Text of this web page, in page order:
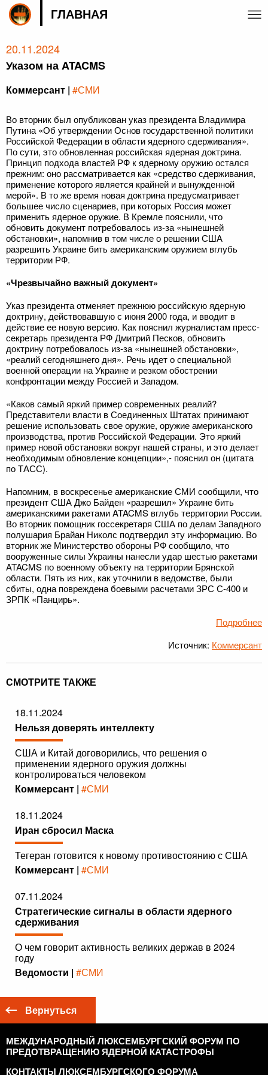
ГЛАВНАЯ
20.11.2024
Указом на ATACMS
Коммерсант | #СМИ
Во вторник был опубликован указ президента Владимира
Путина «Об утверждении Основ государственной политики
Российской Федерации в области ядерного сдерживания».
По сути, это обновленная российская ядерная доктрина.
Принцип подхода властей РФ к ядерному оружию остался
прежним: оно рассматривается как «средство сдерживания,
применение которого является крайней и вынужденной
мерой». В то же время новая доктрина предусматривает
большее число сценариев, при которых Россия может
применить ядерное оружие. В Кремле пояснили, что
обновить документ потребовалось из-за «нынешней
обстановки», напомнив в том числе о решении США
разрешить Украине бить американским оружием вглубь
территории РФ.
«Чрезвычайно важный документ»
Указ президента отменяет прежнюю российскую ядерную
доктрину, действовавшую с июня 2000 года, и вводит в
действие ее новую версию. Как пояснил журналистам пресс-
секретарь президента РФ Дмитрий Песков, обновить
доктрину потребовалось из-за «нынешней обстановки»,
«реалий сегодняшнего дня». Речь идет о специальной
военной операции на Украине и резком обострении
конфронтации между Россией и Западом.
«Каков самый яркий пример современных реалий?
Представители власти в Соединенных Штатах принимают
решение использовать свое оружие, оружие американского
производства, против Российской Федерации. Это яркий
пример новой обстановки вокруг нашей страны, и это делает
необходимым обновление концепции»,- пояснил он (цитата
по ТАСС).
Напомним, в воскресенье американские СМИ сообщили, что
президент США Джо Байден «разрешил» Украине бить
американскими ракетами ATACMS вглубь территории России.
Во вторник помощник госсекретаря США по делам Западного
полушария Брайан Николс подтвердил эту информацию. Во
вторник же Министерство обороны РФ сообщило, что
вооруженные силы Украины нанесли удар шестью ракетами
ATACMS по военному объекту на территории Брянской
области. Пять из них, как уточнили в ведомстве, были
сбиты, одна повреждена боевыми расчетами ЗРС С-400 и
ЗРПК «Панцирь».
Подробнее
Источник: Коммерсант
СМОТРИТЕ ТАКЖЕ
18.11.2024
Нельзя доверять интеллекту
США и Китай договорились, что решения о
применении ядерного оружия должны
контролироваться человеком
Коммерсант | #СМИ
18.11.2024
Иран сбросил Маска
Тегеран готовится к новому противостоянию с США
Коммерсант | #СМИ
07.11.2024
Стратегические сигналы в области ядерного
сдерживания
О чем говорит активность великих держав в 2024
году
Ведомости | #СМИ
Вернуться
МЕЖДУНАРОДНЫЙ ЛЮКСЕМБУРГСКИЙ ФОРУМ ПО
ПРЕДОТВРАЩЕНИЮ ЯДЕРНОЙ КАТАСТРОФЫ
КОНТАКТЫ ЛЮКСЕМБУРГСКОГО ФОРУМА